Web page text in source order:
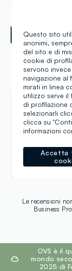
Recensioni
Евгения
Le recensioni
Business
footer.ariatitleOVS è il
mondo
2025 di
Questo sito
anonimi,
del sito e di
cookie di
servono
navigazione al
mirati in linea
utilizzo serve
di profilazione
selezionarli
clicca su
informazioni
Accetta